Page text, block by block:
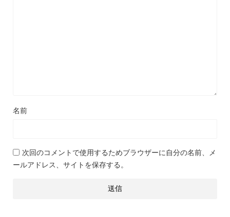
名前
次回のコメントで使用するためブラウザーに自分の名前、メ
ールアドレス、サイトを保存する。